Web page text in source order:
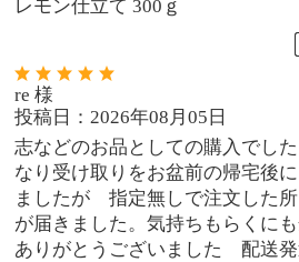
レモン仕立て 300ｇ
re 様
投稿日：2026年08月05日
志などのお品としての購入でし
なり受け取りをお盆前の帰宅後
ましたが 指定無しで注文した
が届きました。気持ちもらくに
ありがとうございました 配送